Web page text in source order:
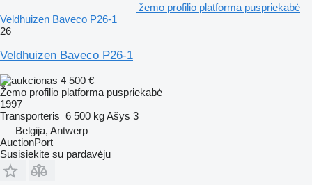
žemo profilio platforma puspriekabė
Veldhuizen Baveco P26-1
26
Veldhuizen Baveco P26-1
4 500 €
Žemo profilio platforma puspriekabė
1997
Transporteris 6 500 kgAšys 3
Belgija, Antwerp
AuctionPort
Susisiekite su pardavėju